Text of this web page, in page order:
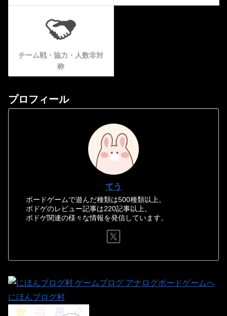
チーム戦・協力・人数非対
称
プロフィール
てう
ボードゲームで遊んだ種類は500種類以上。
ボドゲのレビュー記事は220記事以上。
ボドゲ関連の様々な情報を発信しています。
にほんブログ村